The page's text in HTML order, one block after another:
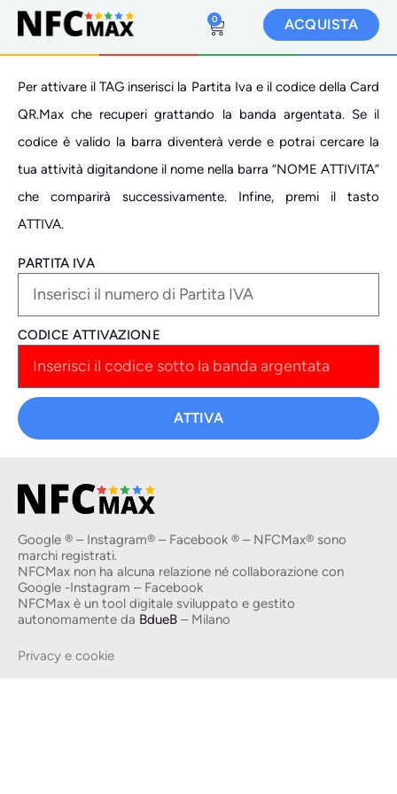
0 ACQUISTA
Per attivare il TAG inserisci la Partita Iva e il codice della Card
QR.Max che recuperi grattando la banda argentata. Se il
codice è valido la barra diventerà verde e potrai cercare la
tua attività digitandone il nome nella barra “NOME ATTIVITA”
che comparirà successivamente. Infine, premi il tasto
ATTIVA.
PARTITA IVA
CODICE ATTIVAZIONE
ATTIVA
Google ® – Instagram® – Facebook ® – NFCMax® sono
marchi registrati.
NFCMax non ha alcuna relazione né collaborazione con
Google -Instagram – Facebook
NFCMax è un tool digitale sviluppato e gestito
autonomamente da BdueB – Milano
Privacy e cookie